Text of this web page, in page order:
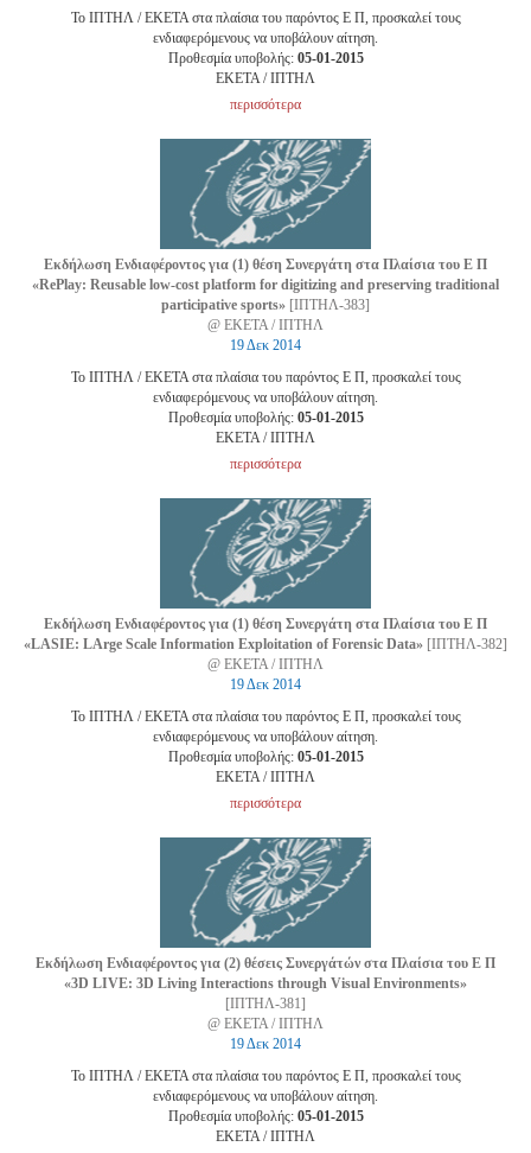
Το ΙΠΤΗΛ / ΕΚΕΤΑ στα πλαίσια του παρόντος Ε Π, προσκαλεί τους
ενδιαφερόμενους να υποβάλουν αίτηση.
Προθεσμία υποβολής: 05-01-2015
EKETA / ΙΠΤΗΛ
περισσότερα
Εκδήλωση Ενδιαφέροντος για (1) θέση Συνεργάτη στα Πλαίσια του Ε Π
«RePlay: Reusable low-cost platform for digitizing and preserving traditional
participative sports» [ΙΠΤΗΛ-383]
@ ΕΚΕΤΑ / ΙΠΤΗΛ
19 Δεκ 2014
Το ΙΠΤΗΛ / ΕΚΕΤΑ στα πλαίσια του παρόντος Ε Π, προσκαλεί τους
ενδιαφερόμενους να υποβάλουν αίτηση.
Προθεσμία υποβολής: 05-01-2015
EKETA / ΙΠΤΗΛ
περισσότερα
Εκδήλωση Ενδιαφέροντος για (1) θέση Συνεργάτη στα Πλαίσια του Ε Π
«LASIE: LArge Scale Information Exploitation of Forensic Data» [ΙΠΤΗΛ-382]
@ ΕΚΕΤΑ / ΙΠΤΗΛ
19 Δεκ 2014
Το ΙΠΤΗΛ / ΕΚΕΤΑ στα πλαίσια του παρόντος Ε Π, προσκαλεί τους
ενδιαφερόμενους να υποβάλουν αίτηση.
Προθεσμία υποβολής: 05-01-2015
EKETA / ΙΠΤΗΛ
περισσότερα
Εκδήλωση Ενδιαφέροντος για (2) θέσεις Συνεργάτών στα Πλαίσια του Ε Π
«3D LIVE: 3D Living Interactions through Visual Environments»
[ΙΠΤΗΛ-381]
@ ΕΚΕΤΑ / ΙΠΤΗΛ
19 Δεκ 2014
Το ΙΠΤΗΛ / ΕΚΕΤΑ στα πλαίσια του παρόντος Ε Π, προσκαλεί τους
ενδιαφερόμενους να υποβάλουν αίτηση.
Προθεσμία υποβολής: 05-01-2015
EKETA / ΙΠΤΗΛ